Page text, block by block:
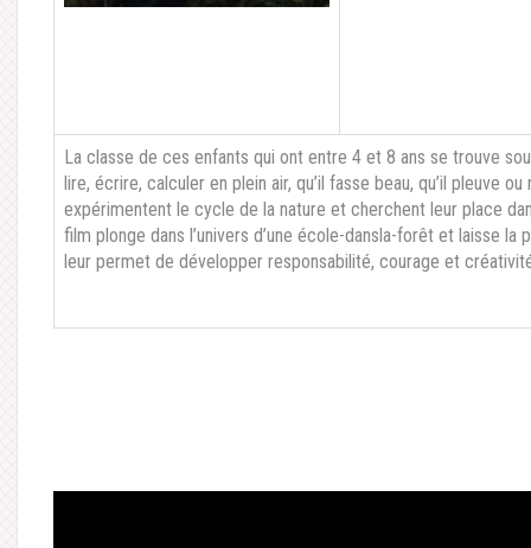
La classe de ces enfants qui ont entre 4 et 8 ans se trouve
lire, écrire, calculer en plein air, qu’il fasse beau, qu’il pleuve
expérimentent le cycle de la nature et cherchent leur place
film plonge dans l’univers d’une école-dansla-forêt et laisse la
leur permet de développer responsabilité, courage et